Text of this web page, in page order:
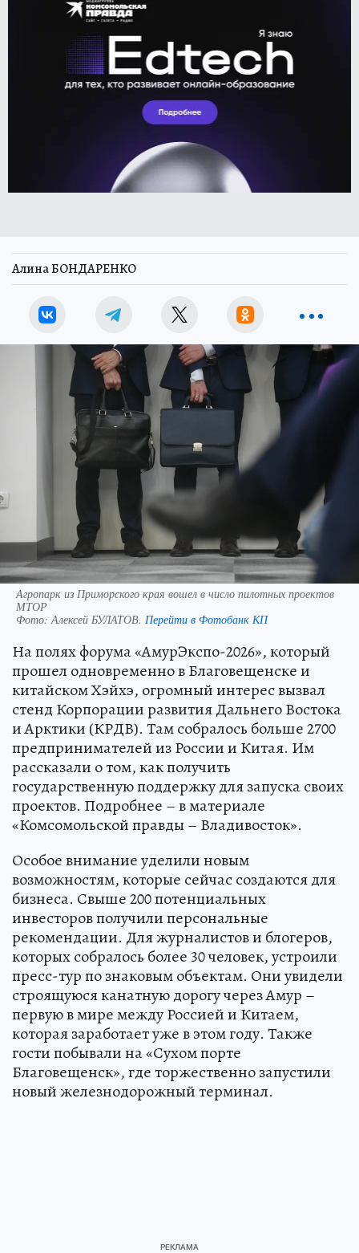
Алина БОНДАРЕНКО
Агропарк из Приморского края вошел в число пилотных проектов
МТОР
Фото:Алексей БУЛАТОВ. Перейти в Фотобанк КП
На полях форума «АмурЭкспо-2026», который
прошел одновременно в Благовещенске и
китайском Хэйхэ, огромный интерес вызвал
стенд Корпорации развития Дальнего Востока
и Арктики (КРДВ). Там собралось больше 2700
предпринимателей из России и Китая. Им
рассказали о том, как получить
государственную поддержку для запуска своих
проектов. Подробнее – в материале
«Комсомольской правды – Владивосток».
Особое внимание уделили новым
возможностям, которые сейчас создаются для
бизнеса. Свыше 200 потенциальных
инвесторов получили персональные
рекомендации. Для журналистов и блогеров,
которых собралось более 30 человек, устроили
пресс-тур по знаковым объектам. Они увидели
строящуюся канатную дорогу через Амур –
первую в мире между Россией и Китаем,
которая заработает уже в этом году. Также
гости побывали на «Сухом порте
Благовещенск», где торжественно запустили
новый железнодорожный терминал.